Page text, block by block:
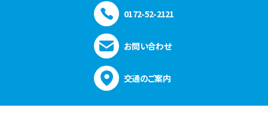
0172-52-2121
お問い合わせ
交通のご案内